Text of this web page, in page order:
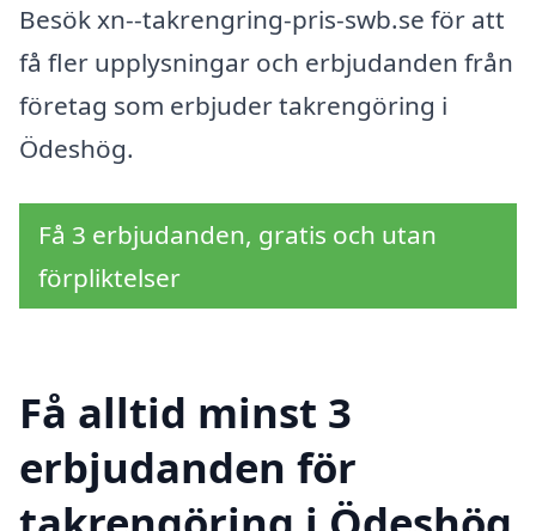
Besök xn--takrengring-pris-swb.se för att
få fler upplysningar och erbjudanden från
företag som erbjuder takrengöring i
Ödeshög.
Få 3 erbjudanden, gratis och utan
förpliktelser
Få alltid minst 3
erbjudanden för